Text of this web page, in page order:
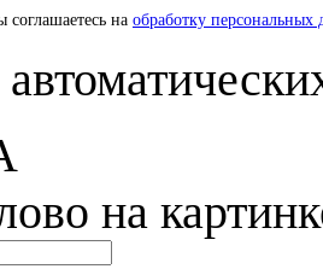
на обработку персональных
на